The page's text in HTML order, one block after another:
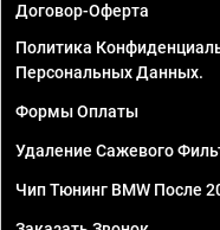
Договор-Оферта
Политика
Персональных Данных.
Формы Оплаты
Удаление Сажевого
Чип Тюнинг BMW После